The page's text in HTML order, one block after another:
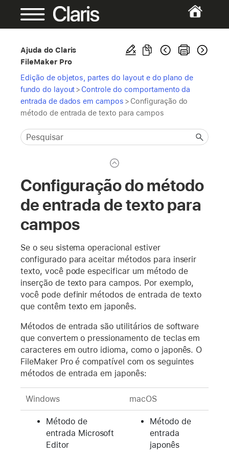
Ajuda do Claris
FileMaker Pro
Edição de objetos, partes do layout e do plano de
fundo do layout> Controle do comportamento da
entrada de dados em campos > Configuração do
método de entrada de texto para campos
Configuração do método
de entrada de texto para
campos
Se o seu sistema operacional estiver
configurado para aceitar métodos para inserir
texto, você pode especificar um método de
inserção de texto para campos. Por exemplo,
você pode definir métodos de entrada de texto
que contêm texto em japonês.
Métodos de entrada são utilitários de software
que convertem o pressionamento de teclas em
caracteres em outro idioma, como o japonês. O
FileMaker Pro é compatível com os seguintes
métodos de entrada em japonês:
Windows macOS
Método de
entrada Microsoft
Editor
Método de
entrada
japonês